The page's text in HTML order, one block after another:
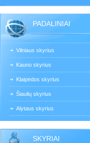
PADALINIAI
Vilniaus skyrius
Kauno skyrius
Klaipėdos skyrius
Šiaulių skyrius
Alytaus skyrius
SKYRIAI